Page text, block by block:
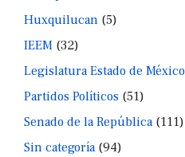
Huxquilucan (5)
IEEM (32)
Legislatura Estado de México
Partidos Políticos (51)
Senado de la República(111)
Sin categoría(94)